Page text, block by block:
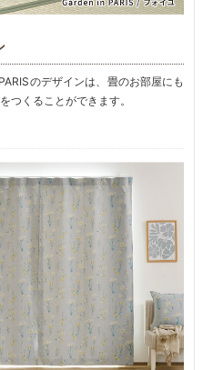
のデザインは、畳のお部屋にも
つくることができます。